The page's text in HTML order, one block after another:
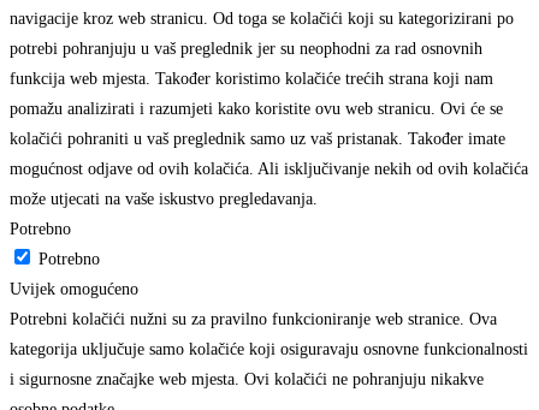
navigacije kroz web stranicu. Od toga se kolačići koji su kategorizirani po
potrebi pohranjuju u vaš preglednik jer su neophodni za rad osnovnih
funkcija web mjesta. Također koristimo kolačiće trećih strana koji nam
pomažu analizirati i razumjeti kako koristite ovu web stranicu. Ovi će se
kolačići pohraniti u vaš preglednik samo uz vaš pristanak. Također imate
mogućnost odjave od ovih kolačića. Ali isključivanje nekih od ovih kolačića
može utjecati na vaše iskustvo pregledavanja.
Potrebno
Potrebno
Uvijek omogućeno
Potrebni kolačići nužni su za pravilno funkcioniranje web stranice. Ova
kategorija uključuje samo kolačiće koji osiguravaju osnovne funkcionalnosti
i sigurnosne značajke web mjesta. Ovi kolačići ne pohranjuju nikakve